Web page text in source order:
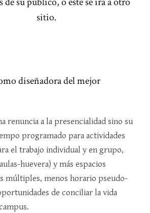
sitio.
diseñadora del mejor
renuncia a la presencialidad sino su
programado para actividades
el trabajo individual y en grupo,
huevera) y más espacios
múltiples, menos horario pseudo-
de conciliar la vida